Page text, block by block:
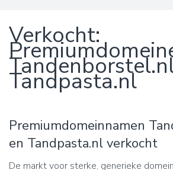
Verkocht:
Tandpasta.nl
Premiumdomeinnamen
en Tandpasta.nl verkocht
De markt voor sterke, generieke